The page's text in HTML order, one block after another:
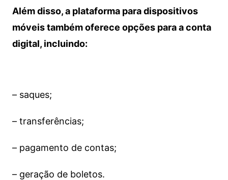
Além disso, a plataforma para dispositivos
móveis também oferece opções para a conta
digital, incluindo:
– saques;
– transferências;
– pagamento de contas;
– geração de boletos.